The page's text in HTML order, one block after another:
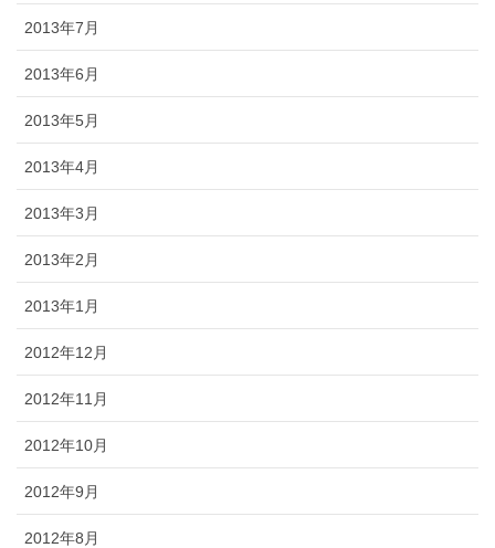
2013年7月
2013年6月
2013年5月
2013年4月
2013年3月
2013年2月
2013年1月
2012年12月
2012年11月
2012年10月
2012年9月
2012年8月